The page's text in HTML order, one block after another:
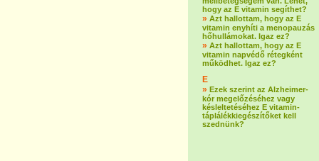
hogy az E vitamin segíthet?
» Azt hallottam, hogy az E
vitamin enyhíti a menopauzás
hőhullámokat. Igaz ez?
» Azt hallottam, hogy az E
vitamin napvédő rétegként
működhet. Igaz ez?
E
» Ezek szerint az Alzheimer-
kór megelőzéséhez vagy
késleltetéséhez E vitamin-
táplálékkiegészítőket kell
szednünk?